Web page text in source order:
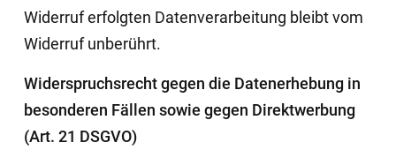
Widerruf erfolgten Datenverarbeitung bleibt vom
Widerruf unberührt.
Widerspruchsrecht gegen die Datenerhebung in
besonderen Fällen sowie gegen Direktwerbung
(Art. 21 DSGVO)